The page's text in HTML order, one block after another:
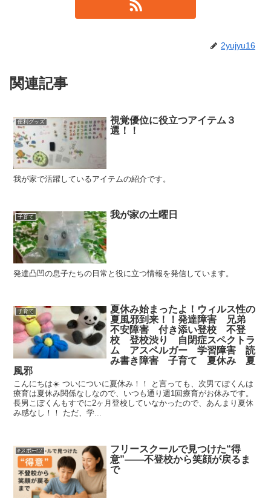
2yujyu16
関連記事
便利グッズ
視覚優位に役立つアイテム３
選！！
我が家で活躍しているアイテムの紹介です。
子育て 我が家の土曜日
発達凸凹の息子たちの日常と役に立つ情報を発信しています。
子育て
夏休み始まったよ！ウィルス性の
夏風邪到来！！発達障害 兄弟
不安障害 付き添い登校 不登
校 登校渋り 自閉症スペクトラ
ム アスペルガー 学習障害 読
み書き障害 子育て 夏休み 夏
風邪
こんにちは☀️ ついについに夏休み！！ と言っても、次男てぽくんは
療育は夏休み関係なしなので、いつも通り週1回療育がお休みです。
長男こぽくんもすでに2ヶ月登校していなかったので、あんまり夏休
み感なし！！ ただ、学...
eスポーツ
フリースクールで見つけた“得
意”——不登校から笑顔が戻るま
で